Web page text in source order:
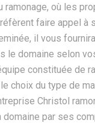
ramonage, où les
faire appel à
il vous
le domaine selon
constituée de
choix du type de
Christol
domaine par ses